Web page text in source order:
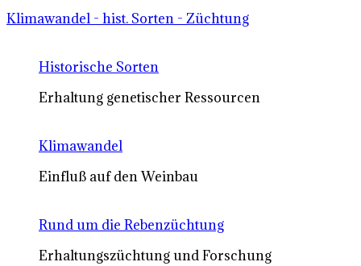
Klimawandel - hist. Sorten - Züchtung
Historische Sorten
Erhaltung genetischer Ressourcen
Klimawandel
Einfluß auf den Weinbau
Rund um die Rebenzüchtung
Erhaltungszüchtung und Forschung